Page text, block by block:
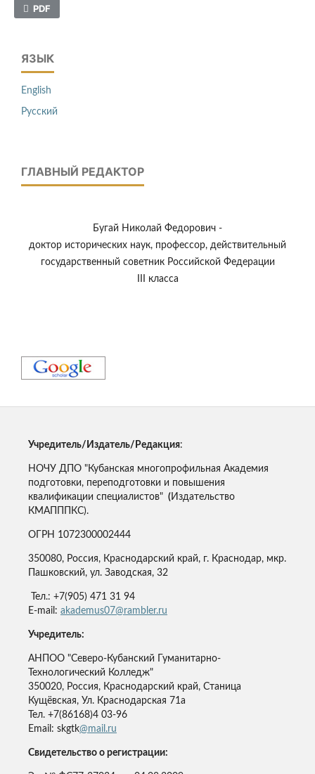
PDF
ЯЗЫК
English
Русский
ГЛАВНЫЙ РЕДАКТОР
Бугай Николай Федорович -
доктор исторических наук, профессор, действительный
государственный советник Российской Федерации
III класса
Учредитель/Издатель/Редакция:
НОЧУ ДПО "Кубанская многопрофильная Академия
подготовки, переподготовки и повышения
квалификации специалистов" (Издательство
КМАПППКС).
ОГРН 1072300002444
350080, Россия, Краснодарский край, г. Краснодар, мкр.
Пашковский, ул. Заводская, 32
Тел.: +7(905) 471 31 94
E-mail: akademus07@rambler.ru
Учредитель:
АНПОО "Северо-Кубанский Гуманитарно-
Технологический Колледж"
350020, Россия, Краснодарский край, Станица
Кущёвская, Ул. Краснодарская 71а
Тел. +7(86168)4 03-96
Email: skgtk@mail.ru
Свидетельство о регистрации: